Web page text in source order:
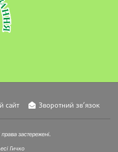
сайт Зворотний зв’язок
застережені.
Гичко